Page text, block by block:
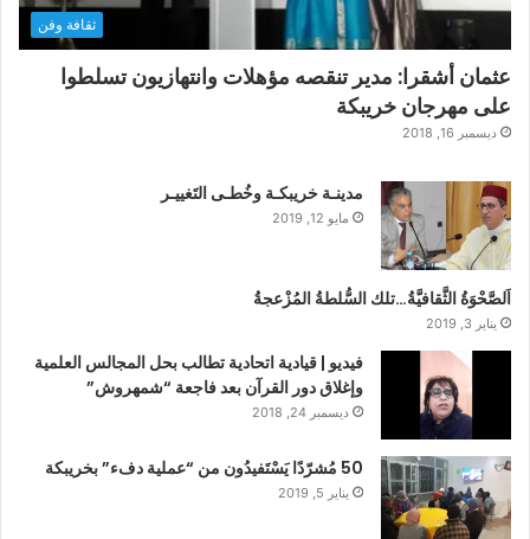
ثقافة وفن
عثمان أشقرا: مدير تنقصه مؤهلات وانتهازيون تسلطوا
على مهرجان خريبكة
ديسمبر 16, 2018
مدينـة خريبكـة وخُطـى التَغييـر
مايو 12, 2019
اَلصَّحْوَةُ الثَّقافيَّةُ…تلك السُّلطةُ المُزْعجةُ
يناير 3, 2019
فيديو | قيادية اتحادية تطالب بحل المجالس العلمية
وإغلاق دور القرآن بعد فاجعة “شمهروش”
ديسمبر 24, 2018
50 مُشرّدًا يَسْتَفيدُون من “عملية دفء” بخريبكة
يناير 5, 2019